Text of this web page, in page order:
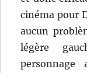
cinéma pour
aucun
légère